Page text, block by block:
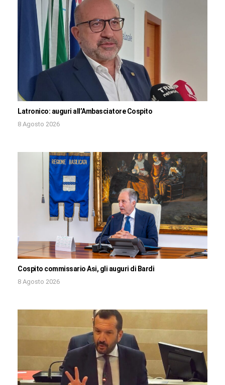
Latronico: auguri all’Ambasciatore Cospito
8 Agosto 2026
Cospito commissario Asi, gli auguri di Bardi
8 Agosto 2026